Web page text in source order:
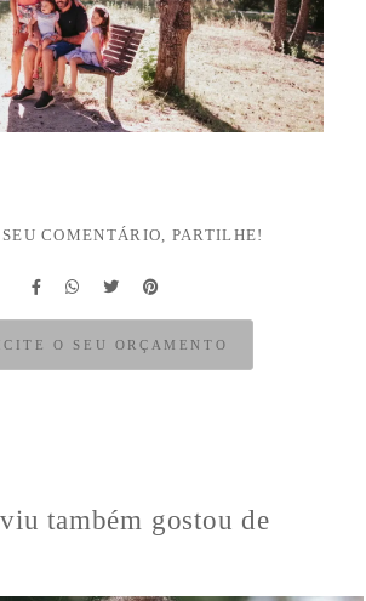
COMENTÁRIO, PARTILHE!
O SEU ORÇAMENTO
também gostou de